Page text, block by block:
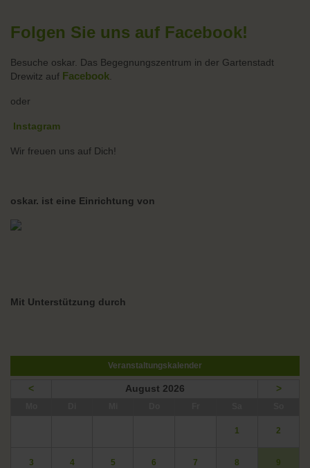
Folgen Sie uns auf Facebook!
Besuche oskar. Das Begegnungszentrum in der Gartenstadt
Drewitz auf Facebook
oder
Instagram
Wir freuen uns auf Dich!
oskar. ist eine Einrichtung von
Mit Unterstützung durch
Veranstaltungskalender
< August 2026 >
1 2
3 4 5 6 7 8 9